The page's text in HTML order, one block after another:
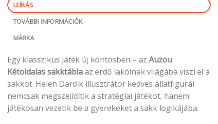
LEÍRÁS
TOVÁBBI INFORMÁCIÓK
MÁRKA
Egy klasszikus játék új köntösben – az Auzou
Kétoldalas sakktáblaaz erdő lakóinak világába viszi el a
sakkot. Helen Dardik illusztrátor kedves állatfigurái
nemcsak megszelídítik a stratégiai játékot, hanem
játékosan vezetik be a gyerekeket a sakk logikájába.